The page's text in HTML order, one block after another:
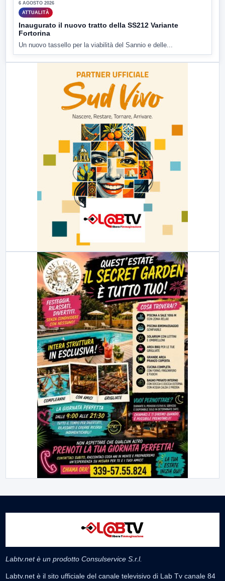
6 AGOSTO 2026
ATTUALITÀ
Inaugurato il nuovo tratto della SS212 Variante
Fortorina
Un nuovo tassello per la viabilità del Sannio e delle...
Labtv.net è un prodotto Consulservice S.r.l.
Labtv.net è il sito ufficiale del canale televisivo di Lab Tv canale 84